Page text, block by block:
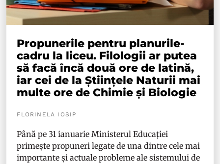
Propunerile pentru planurile-
cadru la liceu. Filologii ar putea
să facă încă două ore de latină,
iar cei de la Științele Naturii mai
multe ore de Chimie și Biologie
FLORINELA IOSIP
Până pe 31 ianuarie Ministerul Educației
primește propuneri legate de una dintre cele mai
importante și actuale probleme ale sistemului de